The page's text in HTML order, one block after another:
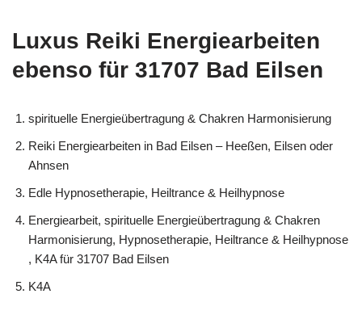
Luxus Reiki Energiearbeiten
ebenso für 31707 Bad Eilsen
spirituelle Energieübertragung & Chakren Harmonisierung
Reiki Energiearbeiten in Bad Eilsen – Heeßen, Eilsen oder
Ahnsen
Edle Hypnosetherapie, Heiltrance & Heilhypnose
Energiearbeit, spirituelle Energieübertragung & Chakren
Harmonisierung, Hypnosetherapie, Heiltrance & Heilhypnose
, K4A für 31707 Bad Eilsen
K4A